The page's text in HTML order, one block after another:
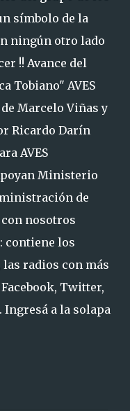
símbolo de la
ningún otro lado
!! Avance del
Tobiano" AVES
Marcelo Viñas y
Ricardo Darín
AVES
Ministerio
de
con nosotros
: contiene los
radios con más
Twitter,
Ingresá a la solapa